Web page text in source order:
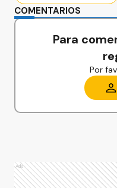
COMENTARIOS
Para
Por
Ads